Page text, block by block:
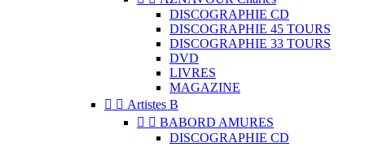
DISCOGRAPHIE CD
DISCOGRAPHIE 45 TOURS
DISCOGRAPHIE 33 TOURS
DVD
LIVRES
MAGAZINE
  Artistes B
  BABORD AMURES
DISCOGRAPHIE CD